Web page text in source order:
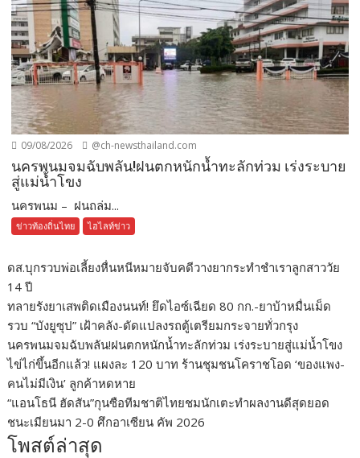
09/08/2026 @ch-newsthailand.com
นครพนมจมฉับพลัน!ฝนตกหนักน้ำทะลักท่วม เร่งระบาย
สู่แม่น้ำโขง
นครพนม – ฝนถล่ม...
ข่าวท้องถิ่นไทย ไฮไลท์ข่าว
ดส.บุกรวบพ่อเลี้ยงหื่นหนีหมายจับคดีวางยากระทำชำเราลูกสาววัย
14 ปี
ทลายรังยาเสพติดเมืองนนท์! ยึดไอซ์เฉียด 80 กก.-ยาบ้าหมื่นเม็ด
รวบ “บังยูซุป” เฝ้าคลัง-ดัดแปลงรถตู้เตรียมกระจายทั่วกรุง
นครพนมจมฉับพลัน!ฝนตกหนักน้ำทะลักท่วม เร่งระบายสู่แม่น้ำโขง
ไข่ไก่ขึ้นอีกแล้ว! แผงละ 120 บาท ร้านชุมชนโคราชโอด ‘ของแพง-
คนไม่มีเงิน’ ลูกค้าหดหาย
“แอนโธนี ฮัดสัน”กุนซือทีมชาติไทยชมนักเตะทำผลงานดีสุดยอด
ชนะเมียนมา 2-0 ศึกอาเซียน คัพ 2026
โพสต์ล่าสุด